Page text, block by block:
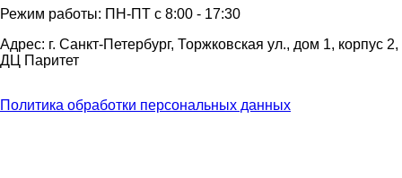
Режим работы: ПН-ПТ с 8:00 - 17:30
Адрес: г. Санкт-Петербург, Торжковская ул., дом 1, корпус 2,
ДЦ Паритет
Политика обработки персональных данных